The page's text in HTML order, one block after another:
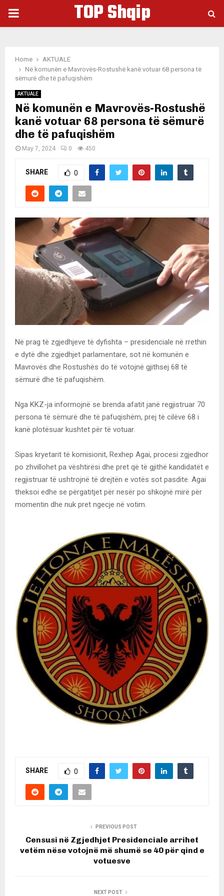
PRIMARY
TOP Shqip
Home
AKTUALE
Në komunën e Mavrovës-Rostushë kanë votuar 68 persona të
sëmurë dhe të pafuqishëm
AKTUALE
Në komunën e Mavrovës-Rostushë
kanë votuar 68 persona të sëmurë
dhe të pafuqishëm
May 7, 2024 0 450
SHARE 0
Në prag të zgjedhjeve të dyfishta – presidenciale në rrethin
e dytë dhe zgjedhjet parlamentare, sot në komunën e
Mavrovës dhe Rostushës do të votojnë gjithsej 68 të
sëmurë dhe të pafuqishëm.
Nga KKZ-ja informojnë se brenda afatit janë regjistruar 70
persona të sëmurë dhe të pafuqishëm, prej të cilëve 68 i
kanë plotësuar kushtet për të votuar.
Sipas kryetarit të komisionit, Rexhep Agai, procesi zgjedhor
po zhvillohet pa vështirësi dhe pret që të gjithë kandidatët e
regjistruar të ushtrojnë të drejtën e votës sot pasdite. Agai
theksoi edhe se përgatitjet për nesër po shkojnë mirë për
momentin dhe nuk pret ngecje në votim.
SHARE 0
PREVIOUS POST
Censusi në Zgjedhjet Presidenciale arrihet
vetëm nëse votojnë më shumë se 40 për qind e
votuesve
NEXT POST